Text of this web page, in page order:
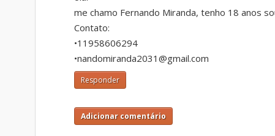
me chamo Fernando Miranda, tenho 18 anos
Contato:
•11958606294
•nandomiranda2031@gmail.com
Responder
Adicionar comentário